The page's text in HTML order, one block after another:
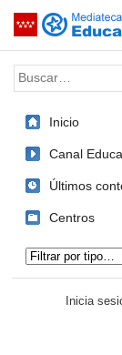
Saltar navegación
Palabra o frase:
Inicio
Canal
Últimos
Centros
Inicia